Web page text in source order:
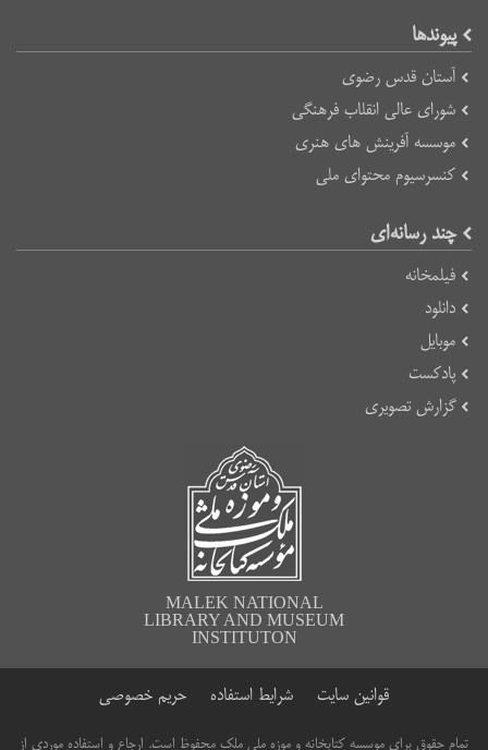
پیوند‌ها
آستان قدس رضوی
شورای عالی انقلاب فرهنگی
موسسه آفرینش های هنری
کنسرسیوم محتوای ملی
چند رسانه‌ای
فیلمخانه
دانلود
موبایل
پادکست
گزارش تصویری
MALEK NATIONAL
LIBRARY AND MUSEUM
INSTITUTON
قوانین سایت شرایط استفاده حریم خصوصی
تمام حقوق برای موسسه کتابخانه و موزه ملی ملک محفوظ است. ارجاع و استفاده موردی از